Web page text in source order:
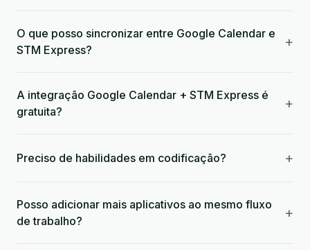
O que posso sincronizar entre Google Calendar e
STM Express?
+
A integração Google Calendar + STM Express é
gratuita?
+
Preciso de habilidades em codificação? +
Posso adicionar mais aplicativos ao mesmo fluxo
de trabalho?
+